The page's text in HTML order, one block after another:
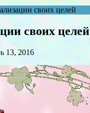
своих целей
своих целей
13, 2016